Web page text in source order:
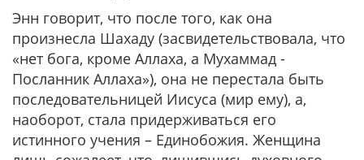
Энн говорит, что после того, как она
произнесла Шахаду (засвидетельствовала, что
«нет бога, кроме Аллаха, а Мухаммад -
Посланник Аллаха»), она не перестала быть
последовательницей Иисуса (мир ему), а,
наоборот, стала придерживаться его
истинного учения – Единобожия. Женщина